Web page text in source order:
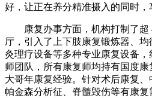
好，让正在养分精准摄入的同时，
康复办事方面，机构打制了超
厅，引入了上下肢康复锻炼器、
灸理疗设备等多种专业康复设备
师团队，所有康复师均持有国度
大哥年康复经验。针对术后康复、
帕金森分析征、脊髓毁伤等有康